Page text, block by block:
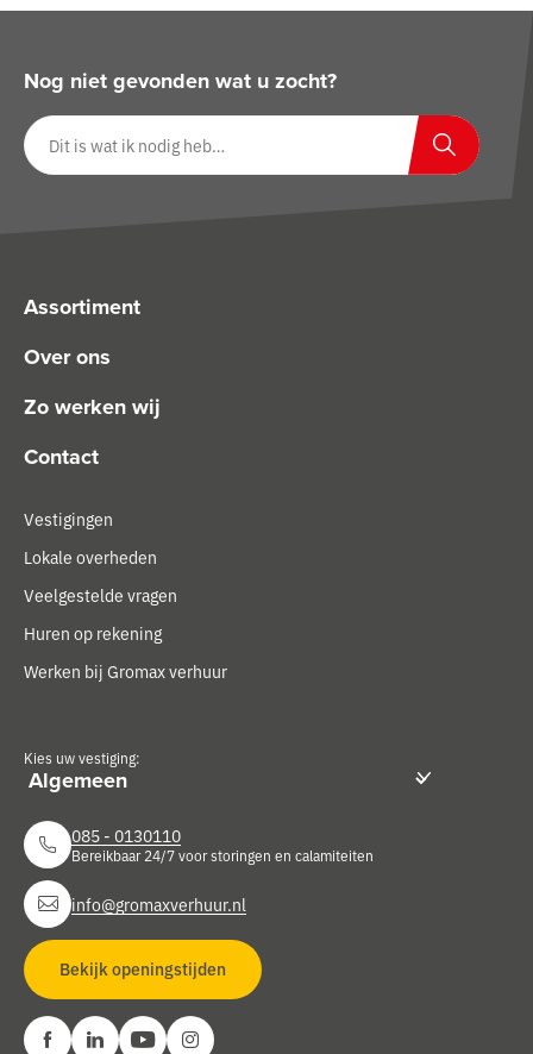
Nog niet gevonden wat u zocht?
Zoeken op website
Zoeken
Assortiment
Over ons
Zo werken wij
Contact
Vestigingen
Lokale overheden
Veelgestelde vragen
Huren op rekening
Werken bij Gromax verhuur
Kies uw vestiging:
085 - 0130110
Bereikbaar 24/7 voor storingen en calamiteiten
info@gromaxverhuur.nl
Bekijk openingstijden